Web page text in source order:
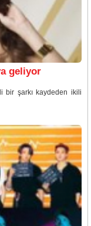
geliyor
bir şarkı kaydeden ikili